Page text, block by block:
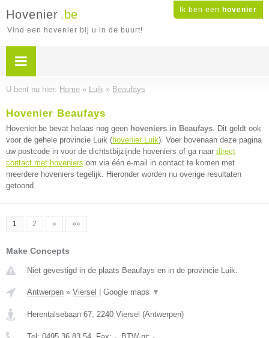
Ik ben een hovenier
Hovenier .be
Vind een hovenier bij u in de buurt!
U bent nu hier: Home » Luik » Beaufays
Hovenier Beaufays
Hovenier.be bevat helaas nog geen hoveniers in Beaufays. Dit geldt ook
voor de gehele provincie Luik (hovenier Luik). Voer bovenaan deze pagina
uw postcode in voor de dichtstbijzijnde hoveniers of ga naar direct
contact met hoveniers om via één e-mail in contact te komen met
meerdere hoveniers tegelijk. Hieronder worden nu overige resultaten
getoond.
1 2 » »»
Make Concepts
Niet gevestigd in de plaats Beaufays en in de provincie Luik.
Antwerpen » Viersel Google maps ▼
Herentalsebaan 67, 2240 Viersel (Antwerpen)